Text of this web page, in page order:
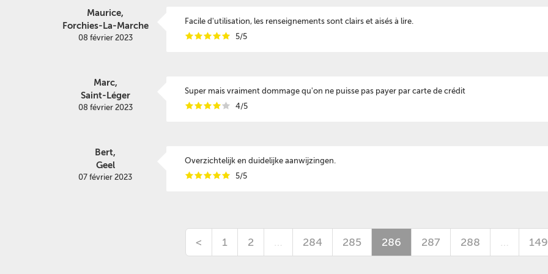
Maurice,
Forchies-La-Marche
08 février 2023
Facile d'utilisation, les renseignements sont clairs et aisés à lire.
iiiii 5/5
Marc,
Saint-Léger
08 février 2023
Super mais vraiment dommage qu'on ne puisse pas payer par carte de crédit
iiiii 4/5
Bert,
Geel
07 février 2023
Overzichtelijk en duidelijke aanwijzingen.
iiiii 5/5
< 1 2 … 284 285 286 287 288 …